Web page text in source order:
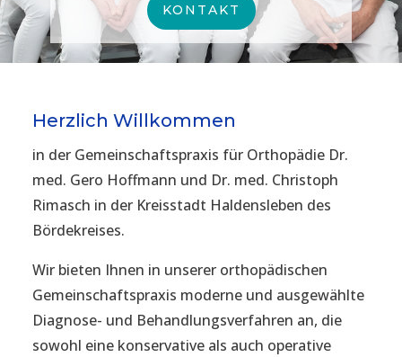
KONTAKT
Herzlich Willkommen
in der Gemeinschaftspraxis für Orthopädie Dr.
med. Gero Hoffmann und Dr. med. Christoph
Rimasch in der Kreisstadt Haldensleben des
Bördekreises.
Wir bieten Ihnen in unserer orthopädischen
Gemeinschaftspraxis moderne und ausgewählte
Diagnose- und Behandlungsverfahren an, die
sowohl eine konservative als auch operative